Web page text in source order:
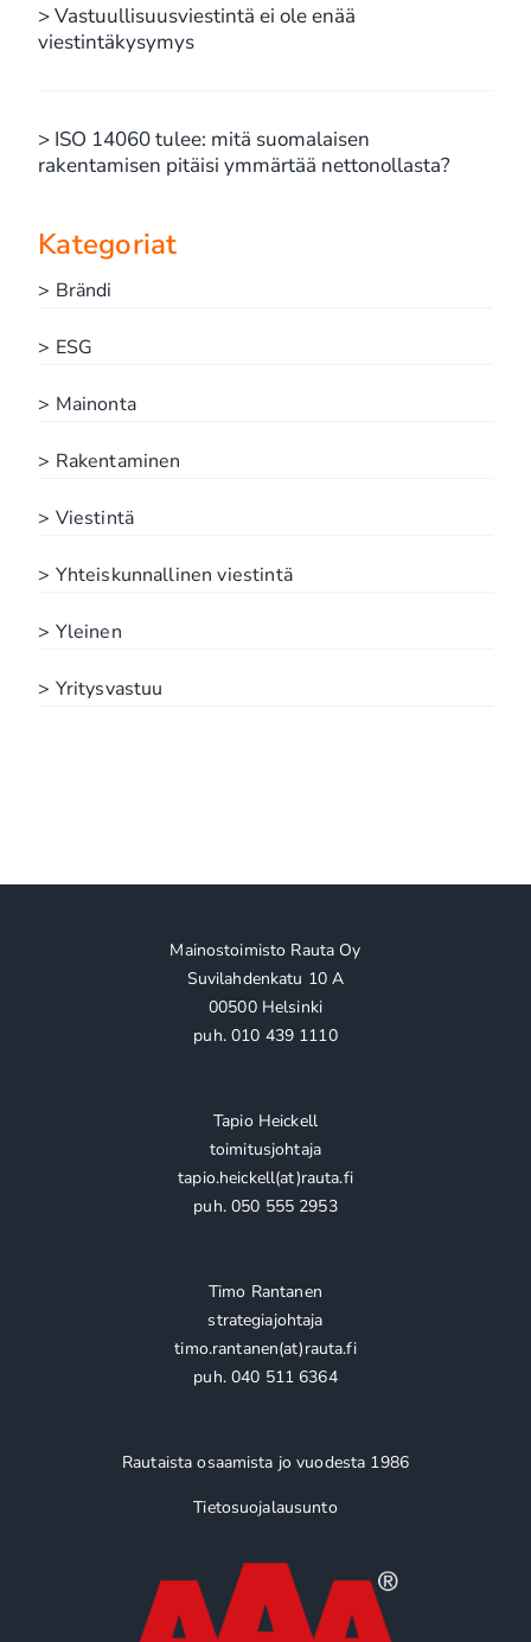
> Vastuullisuusviestintä ei ole enää
viestintäkysymys
> ISO 14060 tulee: mitä suomalaisen
rakentamisen pitäisi ymmärtää nettonollasta?
Kategoriat
> Brändi
> ESG
> Mainonta
> Rakentaminen
> Viestintä
> Yhteiskunnallinen viestintä
> Yleinen
> Yritysvastuu
Mainostoimisto Rauta Oy
Suvilahdenkatu 10 A
00500 Helsinki
puh. 010 439 1110
Tapio Heickell
toimitusjohtaja
tapio.heickell(at)rauta.fi
puh. 050 555 2953
Timo Rantanen
strategiajohtaja
timo.rantanen(at)rauta.fi
puh. 040 511 6364
Rautaista osaamista jo vuodesta 1986
Tietosuojalausunto